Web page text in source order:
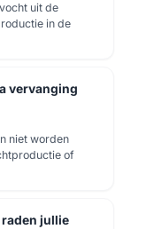
uit de
in de
vervanging
niet worden
of
raden jullie